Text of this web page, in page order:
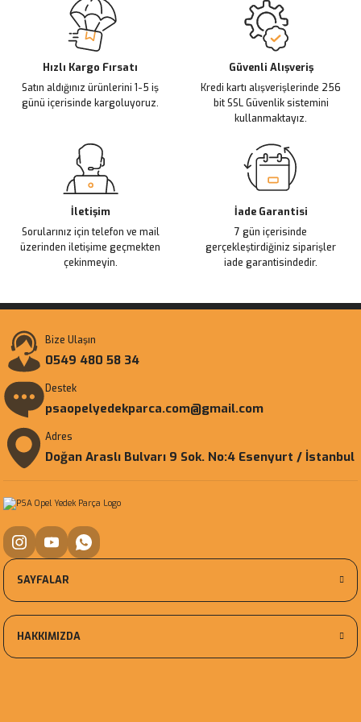
Ürün açıklamasında eksik bilgiler bulunuyor.
Ürün bilgilerinde hatalar bulunuyor.
Ürün fiyatı diğer sitelerden daha pahalı.
Bu ürüne benzer farklı alternatifler olmalı.
Hızlı Kargo Fırsatı
Satın aldığınız ürünlerini 1-5 iş
günü içerisinde kargoluyoruz.
Güvenli Alışveriş
Kredi kartı alışverişlerinde 256
bit SSL Güvenlik sistemini
kullanmaktayız.
İletişim
Sorularınız için telefon ve mail
üzerinden iletişime geçmekten
çekinmeyin.
İade Garantisi
7 gün içerisinde
gerçekleştirdiğiniz siparişler
iade garantisindedir.
Bize Ulaşın
0549 480 58 34
Destek
psaopelyedekparca.com@gmail.com
Adres
Doğan Araslı Bulvarı 9 Sok. No:4 Esenyurt / İstanbul
SAYFALAR
HAKKIMIZDA